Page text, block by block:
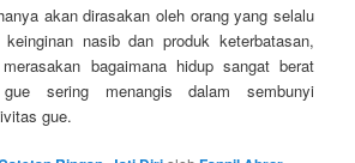
akan dirasakan oleh orang yang selalu
nasib dan produk keterbatasan,
bagaimana hidup sangat berat
sering menangis dalam sembunyi
gue.